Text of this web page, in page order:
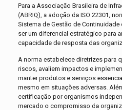
Para a Associação Brasileira de
(ABRIQ), a adoção da ISO 22301,
Sistema de Gestão de
ser um diferencial estratégico para
capacidade de resposta das
A norma estabelece diretrizes para
riscos, avaliem impactos e
manter produtos e serviços
mesmo em situações adversas.
certificação por organismos
mercado o compromisso da